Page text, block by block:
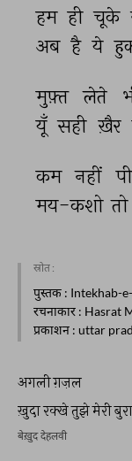
हम ही चूके
अब है ये
मुफ़्त लेते
यूँ सही ख़ैर
कम नहीं
मय-कशो तो
स्रोत :
पुस्तक : Intekhab-
रचनाकार : Hasrat
प्रकाशन : uttar
अगली ग़ज़ल
ख़ुदा रक्खे तुझे मेरी
बेख़ुद देहलवी